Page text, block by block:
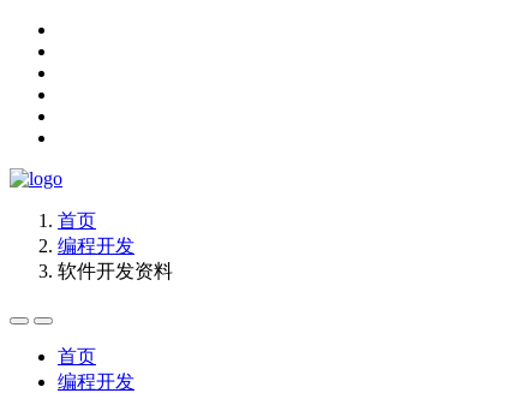
首页
编程开发
软件开发资料
首页
编程开发